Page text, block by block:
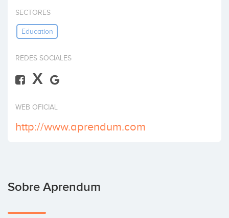
Invertir
SECTORES
Education
REDES SOCIALES
X
WEB OFICIAL
http://www.aprendum.com
Sobre Aprendum